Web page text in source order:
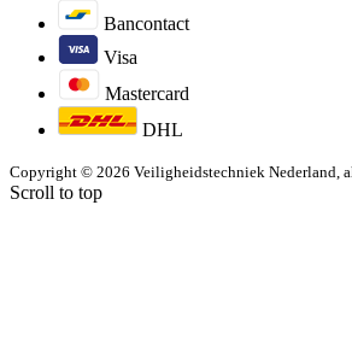
Bancontact
Visa
Mastercard
DHL
Copyright © 2026 Veiligheidstechniek Nederland,
Scroll to top